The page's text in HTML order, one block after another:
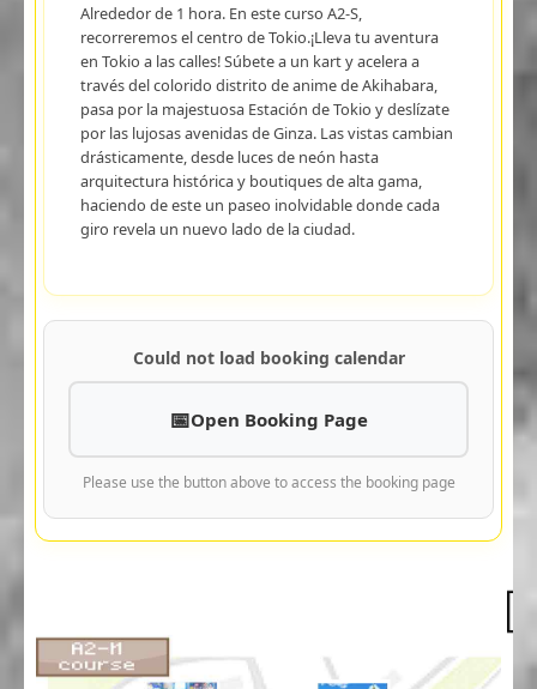
Alrededor de 1 hora. En este curso A2-S,
recorreremos el centro de Tokio.¡Lleva tu aventura
en Tokio a las calles! Súbete a un kart y acelera a
través del colorido distrito de anime de Akihabara,
pasa por la majestuosa Estación de Tokio y deslízate
por las lujosas avenidas de Ginza. Las vistas cambian
drásticamente, desde luces de neón hasta
arquitectura histórica y boutiques de alta gama,
haciendo de este un paseo inolvidable donde cada
giro revela un nuevo lado de la ciudad.
Could not load booking calendar
Open Booking Page
Please use the button above to access the booking page